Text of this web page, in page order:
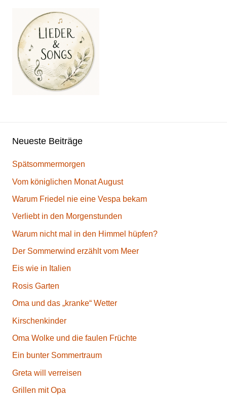
Neueste Beiträge
Spätsommermorgen
Vom königlichen Monat August
Warum Friedel nie eine Vespa bekam
Verliebt in den Morgenstunden
Warum nicht mal in den Himmel hüpfen?
Der Sommerwind erzählt vom Meer
Eis wie in Italien
Rosis Garten
Oma und das „kranke“ Wetter
Kirschenkinder
Oma Wolke und die faulen Früchte
Ein bunter Sommertraum
Greta will verreisen
Grillen mit Opa